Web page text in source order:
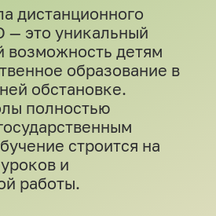
дистанционного
это уникальный
возможность детям
образование в
обстановке.
полностью
строится на
и
работы.